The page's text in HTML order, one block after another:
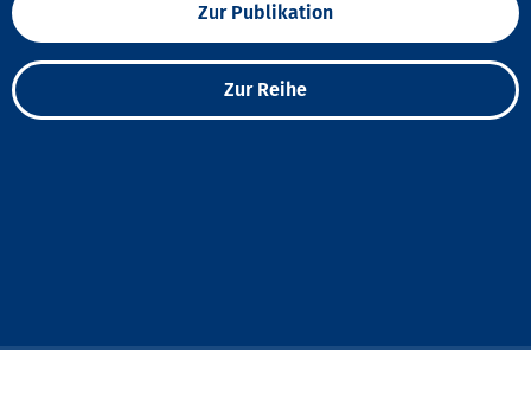
Zur Publikation
Zur Reihe